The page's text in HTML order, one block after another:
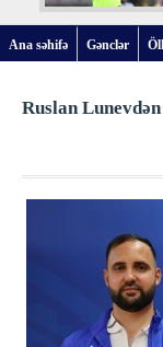
Ana səhifə Gənclər
Ruslan